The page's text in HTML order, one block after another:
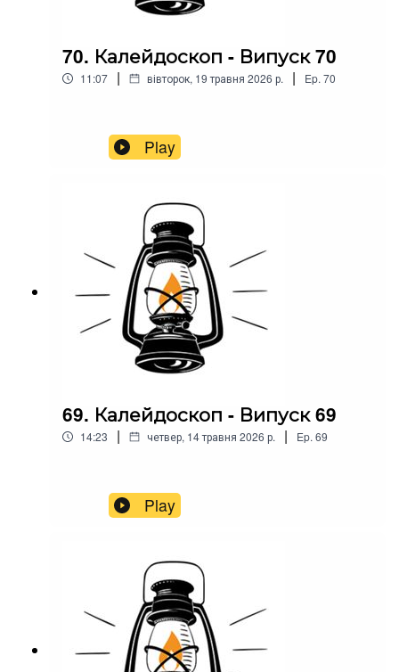
70. Калейдоскоп - Випуск 70
11:07 | вівторок, 19 травня 2026 р. | Ep. 70
Play
69. Калейдоскоп - Випуск 69
14:23 | четвер, 14 травня 2026 р. | Ep. 69
Play